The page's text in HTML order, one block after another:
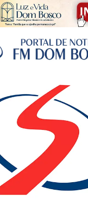
Sair da versão mobile